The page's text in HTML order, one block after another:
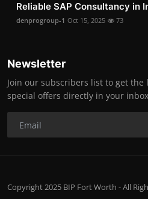
Reliable SAP Consultancy in
denprogroup-1 Oct 15, 2025 73
Newsletter
Join our subscribers list to get
special offers directly in your inbox
Copyright 2025 BIP Fort Worth - All